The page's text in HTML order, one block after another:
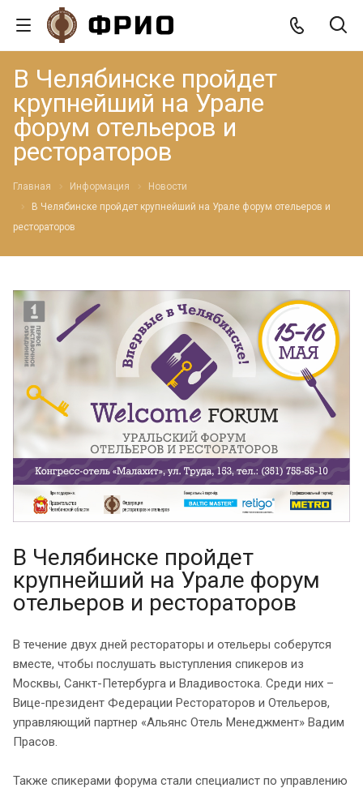
В Челябинске пройдет
крупнейший на Урале
форум отельеров и
рестораторов
Главная Информация
Новости
В Челябинске пройдет крупнейший на Урале форум отельеров и
рестораторов
В Челябинске пройдет
крупнейший на Урале форум
отельеров и рестораторов
В течение двух дней рестораторы и отельеры соберутся
вместе, чтобы послушать выступления спикеров из
Москвы, Санкт-Петербурга и Владивостока. Среди них –
Вице-президент Федерации Рестораторов и Отельеров,
управляющий партнер «Альянс Отель Менеджмент» Вадим
Прасов.
Также спикерами форума стали специалист по управлению